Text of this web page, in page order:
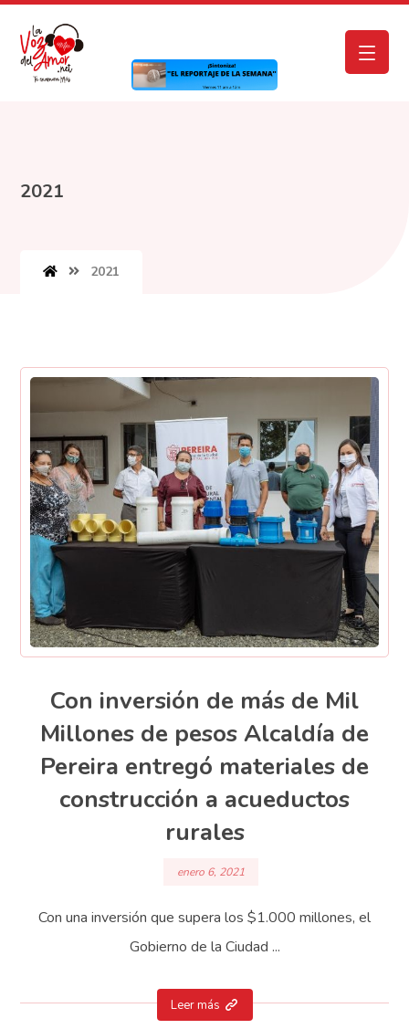
2021
2021
Con inversión de más de Mil
Millones de pesos Alcaldía de
Pereira entregó materiales de
construcción a acueductos
rurales
enero 6, 2021
Con una inversión que supera los $1.000 millones, el
Gobierno de la Ciudad ...
Leer más